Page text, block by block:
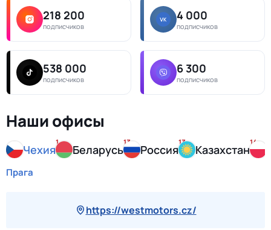
218 200
подписчиков
4 000
подписчиков
538 000
подписчиков
6 300
подписчиков
Наши офисы
Чехия
1
Беларусь
13
Россия
13
Казахстан
14
Прага
https://westmotors.cz/